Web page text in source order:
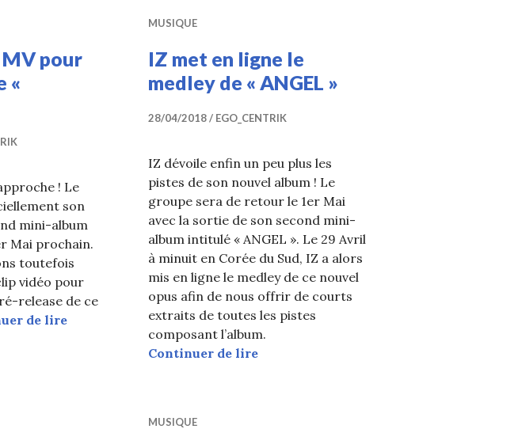
pour
«
! Le
son
mini-album
Mai prochain.
toutefois
vidéo pour
release de ce
de lireIZ dévoile un MV pour sa pré-release « Granulate »
MUSIQUE
IZ met en ligne le
medley de « ANGEL »
28/04/2018 EGO_CENTRIK
IZ dévoile enfin un peu plus les
pistes de son nouvel album ! Le
groupe sera de retour le 1er Mai
avec la sortie de son second mini-
album intitulé « ANGEL ». Le 29 Avril
à minuit en Corée du Sud, IZ a alors
mis en ligne le medley de ce nouvel
opus afin de nous offrir de courts
extraits de toutes les pistes
composant l’album.
Continuer de lireIZ met en ligne le medley de « ANGEL »
MUSIQUE